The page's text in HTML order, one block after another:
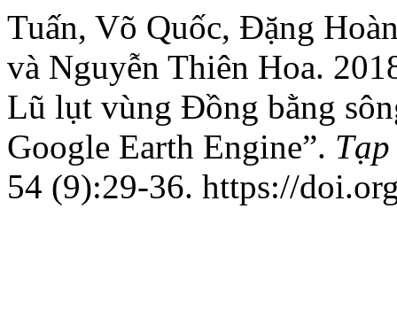
Tuấn, Võ Quốc, Đặng
và Nguyễn Thiên Hoa.
Lũ lụt vùng Đồng bằng
Google Earth Engine”.
54 (9):29-36. https://